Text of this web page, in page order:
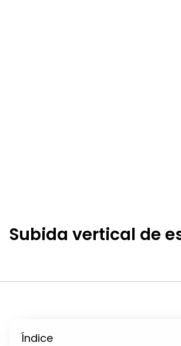
Subida vertical de
Índice